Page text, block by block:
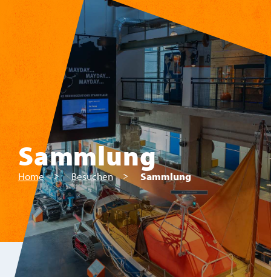
Zum Hauptinhalt springen
Sammlung
Home Besuchen Sammlung